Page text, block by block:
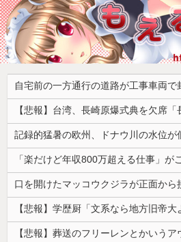
「楽だけど年収800万超える仕事」が